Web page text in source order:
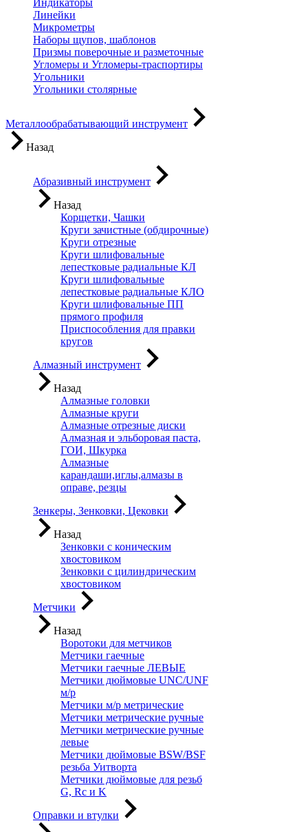
Индикаторы
Линейки
Микрометры
Наборы щупов, шаблонов
Призмы поверочные и разметочные
Угломеры и Угломеры-траспортиры
Угольники
Угольники столярные
Металлообрабатывающий инструмент
Назад
Абразивный инструмент
Назад
Корщетки, Чашки
Круги зачистные (обдирочные)
Круги отрезные
Круги шлифовальные
лепестковые радиальные КЛ
Круги шлифовальные
лепестковые радиальные КЛО
Круги шлифовальные ПП
прямого профиля
Приспособления для правки
кругов
Алмазный инструмент
Назад
Алмазные головки
Алмазные круги
Алмазные отрезные диски
Алмазная и эльборовая паста,
ГОИ, Шкурка
Алмазные
карандаши,иглы,алмазы в
оправе, резцы
Зенкеры, Зенковки, Цековки
Назад
Зенковки с коническим
хвостовиком
Зенковки с цилиндрическим
хвостовиком
Метчики
Назад
Воротоки для метчиков
Метчики гаечные
Метчики гаечные ЛЕВЫЕ
Метчики дюймовые UNC/UNF
м/р
Метчики м/р метрические
Метчики метрические ручные
Метчики метрические ручные
левые
Метчики дюймовые BSW/BSF
резьба Уитворта
Метчики дюймовые для резьб
G, Rc и K
Оправки и втулки